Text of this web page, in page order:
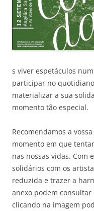
s viver espetáculos
participar no
materializar a sua
momento tão especial.
Recomendamos a
momento em que
nas nossas vidas. Com
solidários com os
reduzida e trazer a
anexo podem
clicando na imagem